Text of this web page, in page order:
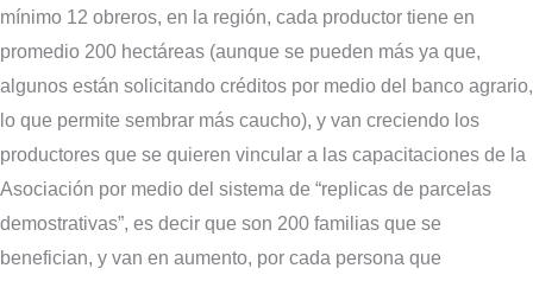
mínimo 12 obreros, en la región, cada productor tiene en
promedio 200 hectáreas (aunque se pueden más ya que,
algunos están solicitando créditos por medio del banco agrario,
lo que permite sembrar más caucho), y van creciendo los
productores que se quieren vincular a las capacitaciones de la
Asociación por medio del sistema de “replicas de parcelas
demostrativas”, es decir que son 200 familias que se
benefician, y van en aumento, por cada persona que